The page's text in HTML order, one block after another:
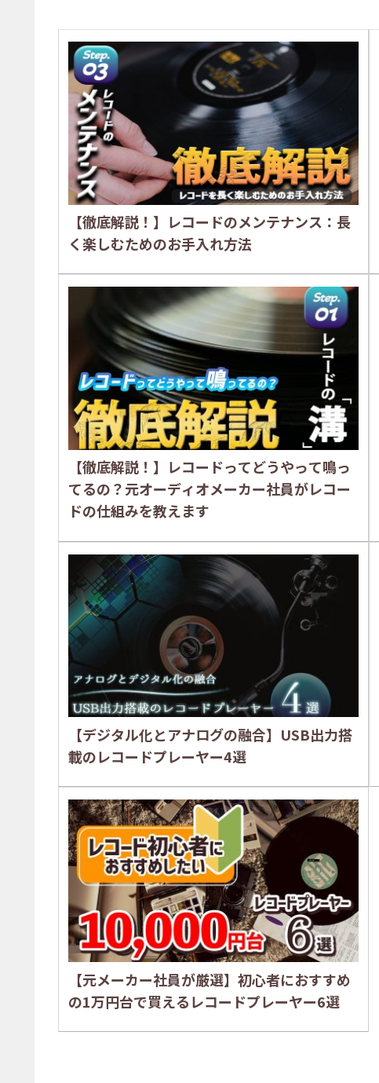
【徹底解説！】レコードのメンテナンス：長
く楽しむためのお手入れ方法
【徹底解説！】レコードってどうやって鳴っ
てるの？元オーディオメーカー社員がレコー
ドの仕組みを教えます
【デジタル化とアナログの融合】USB出力搭
載のレコードプレーヤー4選
【元メーカー社員が厳選】初心者におすすめ
の1万円台で買えるレコードプレーヤー6選